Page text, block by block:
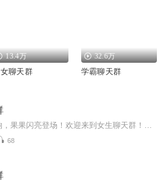
13.4万
聊天群
32.6万
学霸聊天群
68